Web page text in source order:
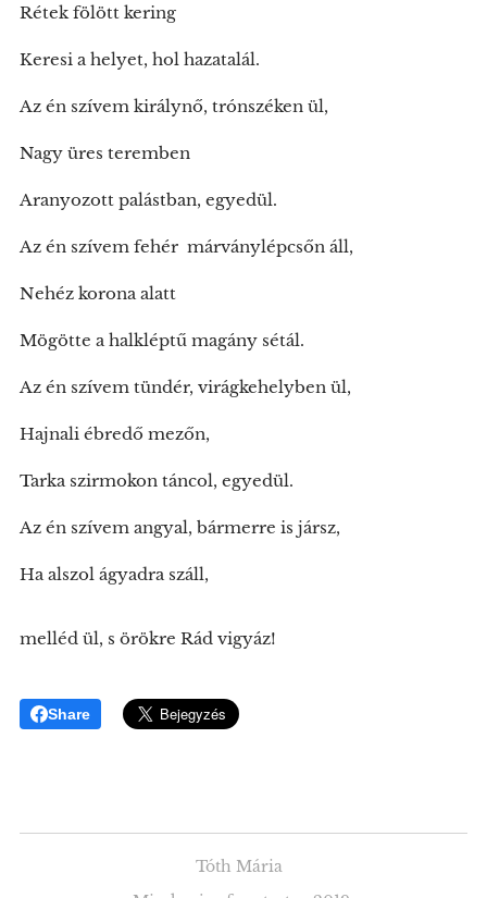
Rétek fölött kering
Keresi a helyet, hol hazatalál.
Az én szívem királynő, trónszéken ül,
Nagy üres teremben
Aranyozott palástban, egyedül.
Az én szívem fehér márványlépcsőn áll,
Nehéz korona alatt
Mögötte a halkléptű magány sétál.
Az én szívem tündér, virágkehelyben ül,
Hajnali ébredő mezőn,
Tarka szirmokon táncol, egyedül.
Az én szívem angyal, bármerre is jársz,
Ha alszol ágyadra száll,
melléd ül, s örökre Rád vigyáz!
Share
Tóth Mária